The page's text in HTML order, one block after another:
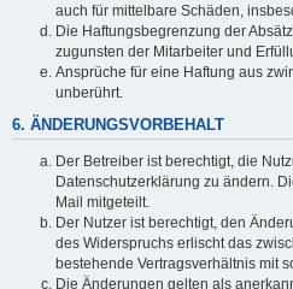
auch für mittelbare Schäden,
Die Haftungsbegrenzung der
zugunsten der Mitarbeiter und
Ansprüche für eine Haftung aus
unberührt.
6. ÄNDERUNGSVORBEHALT
Der Betreiber ist berechtigt, die
Datenschutzerklärung zu ändern.
Mail mitgeteilt.
Der Nutzer ist berechtigt, den
des Widerspruchs erlischt das
bestehende Vertragsverhältnis mit
Die Änderungen gelten als